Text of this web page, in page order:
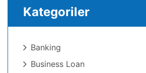
Kategoriler
Banking
Business Loan